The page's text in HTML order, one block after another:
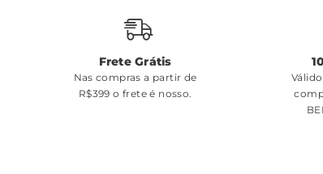
Frete Grátis
Nas compras a partir de
R$399 o frete é nosso.